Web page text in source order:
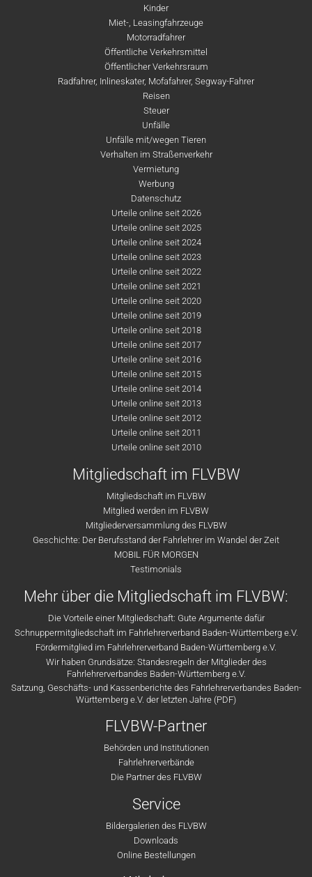
Kinder
Miet-, Leasingfahrzeuge
Motorradfahrer
Öffentliche Verkehrsmittel
Öffentlicher Verkehrsraum
Radfahrer, Inlineskater, Mofafahrer, Segway-Fahrer
Reisen
Steuer
Unfälle
Unfälle mit/wegen Tieren
Verhalten im Straßenverkehr
Vermietung
Werbung
Datenschutz
Urteile online seit 2026
Urteile online seit 2025
Urteile online seit 2024
Urteile online seit 2023
Urteile online seit 2022
Urteile online seit 2021
Urteile online seit 2020
Urteile online seit 2019
Urteile online seit 2018
Urteile online seit 2017
Urteile online seit 2016
Urteile online seit 2015
Urteile online seit 2014
Urteile online seit 2013
Urteile online seit 2012
Urteile online seit 2011
Urteile online seit 2010
Mitgliedschaft im FLVBW
Mitgliedschaft im FLVBW
Mitglied werden im FLVBW
Mitgliederversammlung des FLVBW
Geschichte: Der Berufsstand der Fahrlehrer im Wandel der Zeit
MOBIL FÜR MORGEN
Testimonials
Mehr über die Mitgliedschaft im FLVBW:
Die Vorteile einer Mitgliedschaft: Gute Argumente dafür
Schnuppermitgliedschaft im Fahrlehrerverband Baden-Württemberg e.V.
Fördermitglied im Fahrlehrerverband Baden-Württemberg e.V.
Wir haben Grundsätze: Standesregeln der Mitglieder des
Fahrlehrerverbandes Baden-Württemberg e.V.
Satzung, Geschäfts- und Kassenberichte des Fahrlehrerverbandes Baden-
Württemberg e.V. der letzten Jahre (PDF)
FLVBW-Partner
Behörden und Institutionen
Fahrlehrerverbände
Die Partner des FLVBW
Service
Bildergalerien des FLVBW
Downloads
Online Bestellungen